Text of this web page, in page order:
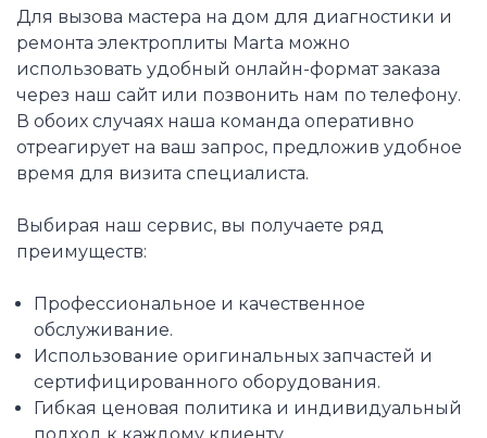
Для вызова мастера на дом для диагностики и
ремонта электроплиты Marta можно
использовать удобный онлайн-формат заказа
через наш сайт или позвонить нам по телефону.
В обоих случаях наша команда оперативно
отреагирует на ваш запрос, предложив удобное
время для визита специалиста.
Выбирая наш сервис, вы получаете ряд
преимуществ:
Профессиональное и качественное
обслуживание.
Использование оригинальных запчастей и
сертифицированного оборудования.
Гибкая ценовая политика и индивидуальный